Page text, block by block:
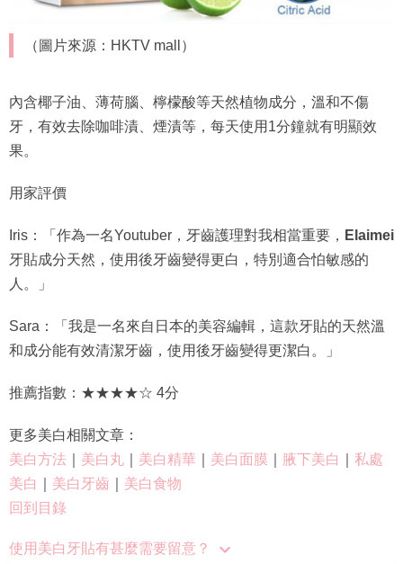
（圖片來源：HKTV mall）
內含椰子油、薄荷腦、檸檬酸等天然植物成分，溫和不傷
牙，有效去除咖啡漬、煙漬等，每天使用1分鐘就有明顯效
果。
用家評價
Iris：「作為一名Youtuber，牙齒護理對我相當重要， Elaimei
牙貼成分天然，使用後牙齒變得更白，特別適合怕敏感的
人。」
Sara：「我是一名來自日本的美容編輯，這款牙貼的天然溫
和成分能有效清潔牙齒，使用後牙齒變得更潔白。」
推薦指數：★★★★☆ 4分
更多美白相關文章：
美白方法
美白丸 美白精華 美白面膜 腋下美白
私處
美白
美白牙齒
美白食物
回到目錄
使用美白牙貼有甚麼需要留意？